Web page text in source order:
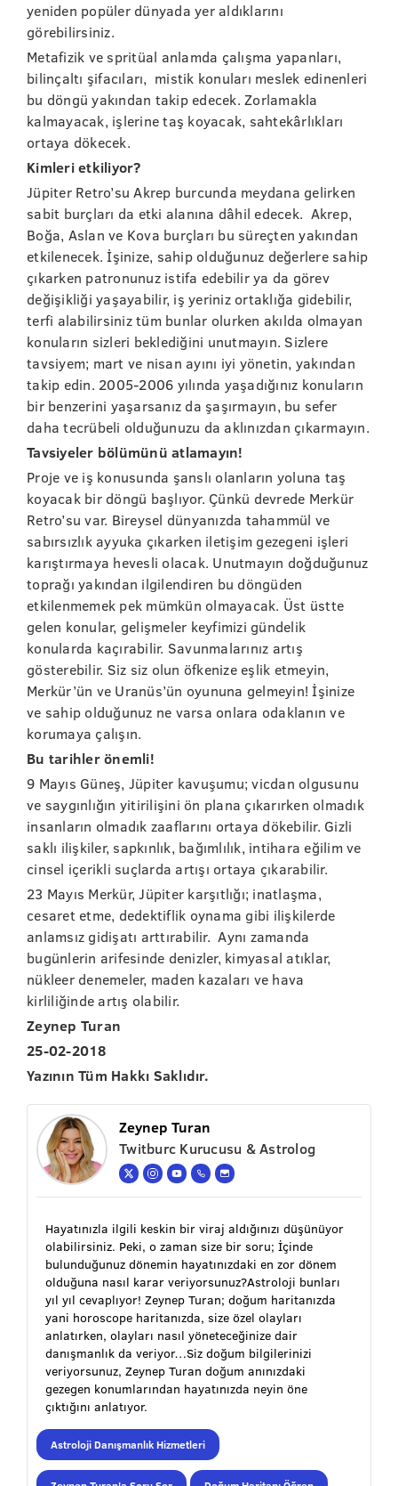
yeniden popüler dünyada yer aldıklarını
görebilirsiniz.
Metafizik ve spritüal anlamda çalışma yapanları,
bilinçaltı şifacıları, mistik konuları meslek edinenleri
bu döngü yakından takip edecek. Zorlamakla
kalmayacak, işlerine taş koyacak, sahtekârlıkları
ortaya dökecek.
Kimleri etkiliyor?
Jüpiter Retro’su Akrep burcunda meydana gelirken
sabit burçları da etki alanına dâhil edecek. Akrep,
Boğa, Aslan ve Kova burçları bu süreçten yakından
etkilenecek. İşinize, sahip olduğunuz değerlere sahip
çıkarken patronunuz istifa edebilir ya da görev
değişikliği yaşayabilir, iş yeriniz ortaklığa gidebilir,
terfi alabilirsiniz tüm bunlar olurken akılda olmayan
konuların sizleri beklediğini unutmayın. Sizlere
tavsiyem; mart ve nisan ayını iyi yönetin, yakından
takip edin. 2005-2006 yılında yaşadığınız konuların
bir benzerini yaşarsanız da şaşırmayın, bu sefer
daha tecrübeli olduğunuzu da aklınızdan çıkarmayın.
Tavsiyeler bölümünü atlamayın!
Proje ve iş konusunda şanslı olanların yoluna taş
koyacak bir döngü başlıyor. Çünkü devrede Merkür
Retro’su var. Bireysel dünyanızda tahammül ve
sabırsızlık ayyuka çıkarken iletişim gezegeni işleri
karıştırmaya hevesli olacak. Unutmayın doğduğunuz
toprağı yakından ilgilendiren bu döngüden
etkilenmemek pek mümkün olmayacak. Üst üstte
gelen konular, gelişmeler keyfimizi gündelik
konularda kaçırabilir. Savunmalarınız artış
gösterebilir. Siz siz olun öfkenize eşlik etmeyin,
Merkür’ün ve Uranüs’ün oyununa gelmeyin! İşinize
ve sahip olduğunuz ne varsa onlara odaklanın ve
korumaya çalışın.
Bu tarihler önemli!
9 Mayıs Güneş, Jüpiter kavuşumu; vicdan olgusunu
ve saygınlığın yitirilişini ön plana çıkarırken olmadık
insanların olmadık zaaflarını ortaya dökebilir. Gizli
saklı ilişkiler, sapkınlık, bağımlılık, intihara eğilim ve
cinsel içerikli suçlarda artışı ortaya çıkarabilir.
23 Mayıs Merkür, Jüpiter karşıtlığı; inatlaşma,
cesaret etme, dedektiflik oynama gibi ilişkilerde
anlamsız gidişatı arttırabilir. Aynı zamanda
bugünlerin arifesinde denizler, kimyasal atıklar,
nükleer denemeler, maden kazaları ve hava
kirliliğinde artış olabilir.
Zeynep Turan
25-02-2018
Yazının Tüm Hakkı Saklıdır.
Zeynep Turan
Twitburc Kurucusu & Astrolog
Hayatınızla ilgili keskin bir viraj aldığınızı düşünüyor
olabilirsiniz. Peki, o zaman size bir soru; İçinde
bulunduğunuz dönemin hayatınızdaki en zor dönem
olduğuna nasıl karar veriyorsunuz?Astroloji bunları
yıl yıl cevaplıyor! Zeynep Turan; doğum haritanızda
yani horoscope haritanızda, size özel olayları
anlatırken, olayları nasıl yöneteceğinize dair
danışmanlık da veriyor…Siz doğum bilgilerinizi
veriyorsunuz, Zeynep Turan doğum anınızdaki
gezegen konumlarından hayatınızda neyin öne
çıktığını anlatıyor.
Astroloji Danışmanlık Hizmetleri